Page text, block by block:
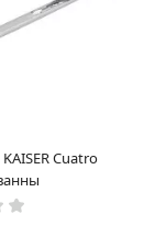
Cuatro